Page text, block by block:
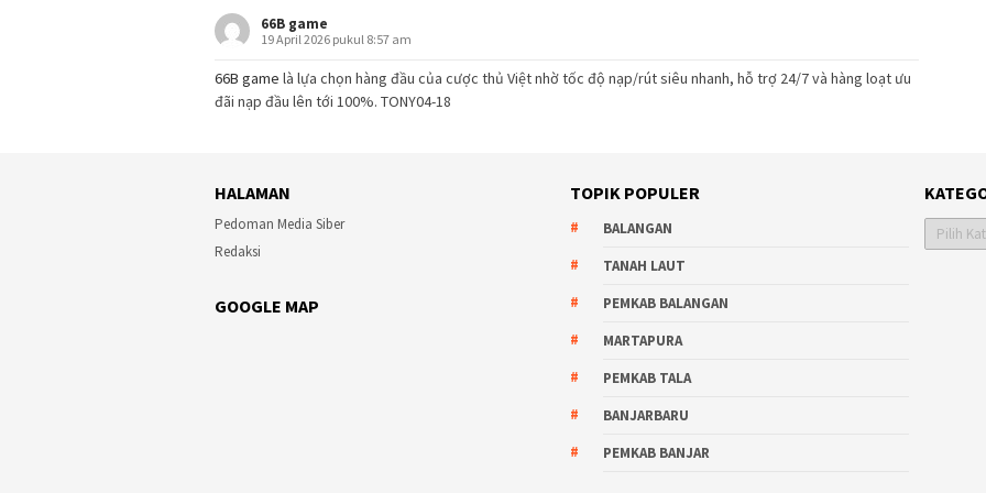
66B game
19 April 2026 pukul 8:57 am
66B game là lựa chọn hàng đầu của cược thủ Việt nhờ tốc độ nạp/rút siêu nhanh, hỗ trợ 24/7 và hàng loạt ưu
đãi nạp đầu lên tới 100%. TONY04-18
HALAMAN
Pedoman Media Siber
Redaksi
GOOGLE MAP
TOPIK POPULER
BALANGAN
TANAH LAUT
PEMKAB BALANGAN
MARTAPURA
PEMKAB TALA
BANJARBARU
PEMKAB BANJAR
Kategori